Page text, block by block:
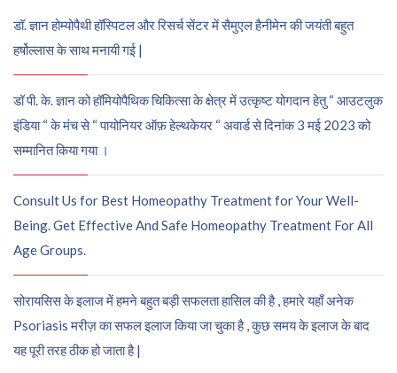
डॉ. ज्ञान होम्योपैथी हॉस्पिटल और रिसर्च सेंटर में सैमुएल हैनीमेन की जयंती बहुत
हर्षोल्लास के साथ मनायी गई |
डॉ पी. के. ज्ञान को हॉमियोपैथिक चिकित्सा के क्षेत्र में उत्कृष्ट योगदान हेतु “ आउटलुक
इंडिया “ के मंच से “ पायोनियर ऑफ़ हेल्थकेयर “ अवार्ड से दिनांक 3 मई 2023 को
सम्मानित किया गया ।
Consult Us for Best Homeopathy Treatment for Your Well-
Being. Get Effective And Safe Homeopathy Treatment For All
Age Groups.
सोरायसिस के इलाज में हमने बहुत बड़ी सफलता हासिल की है , हमारे यहाँ अनेक
Psoriasis मरीज़ का सफल इलाज किया जा चुका है , कुछ समय के इलाज के बाद
यह पूरी तरह ठीक हो जाता है |